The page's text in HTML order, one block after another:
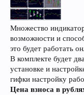
Множество
возможности и
это будет работать
В комплекте будет
установке и
гифки настройку
Цена взноса в